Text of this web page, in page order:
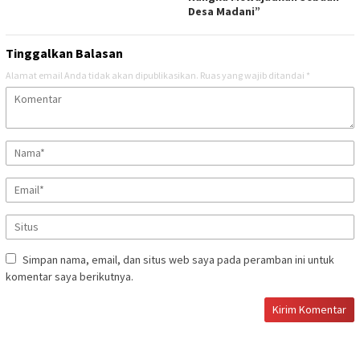
Desa Madani”
Tinggalkan Balasan
Alamat email Anda tidak akan dipublikasikan. Ruas yang wajib ditandai *
Simpan nama, email, dan situs web saya pada peramban ini untuk
komentar saya berikutnya.